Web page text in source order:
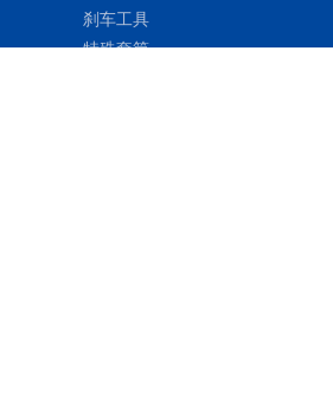
刹车工具
特殊套筒